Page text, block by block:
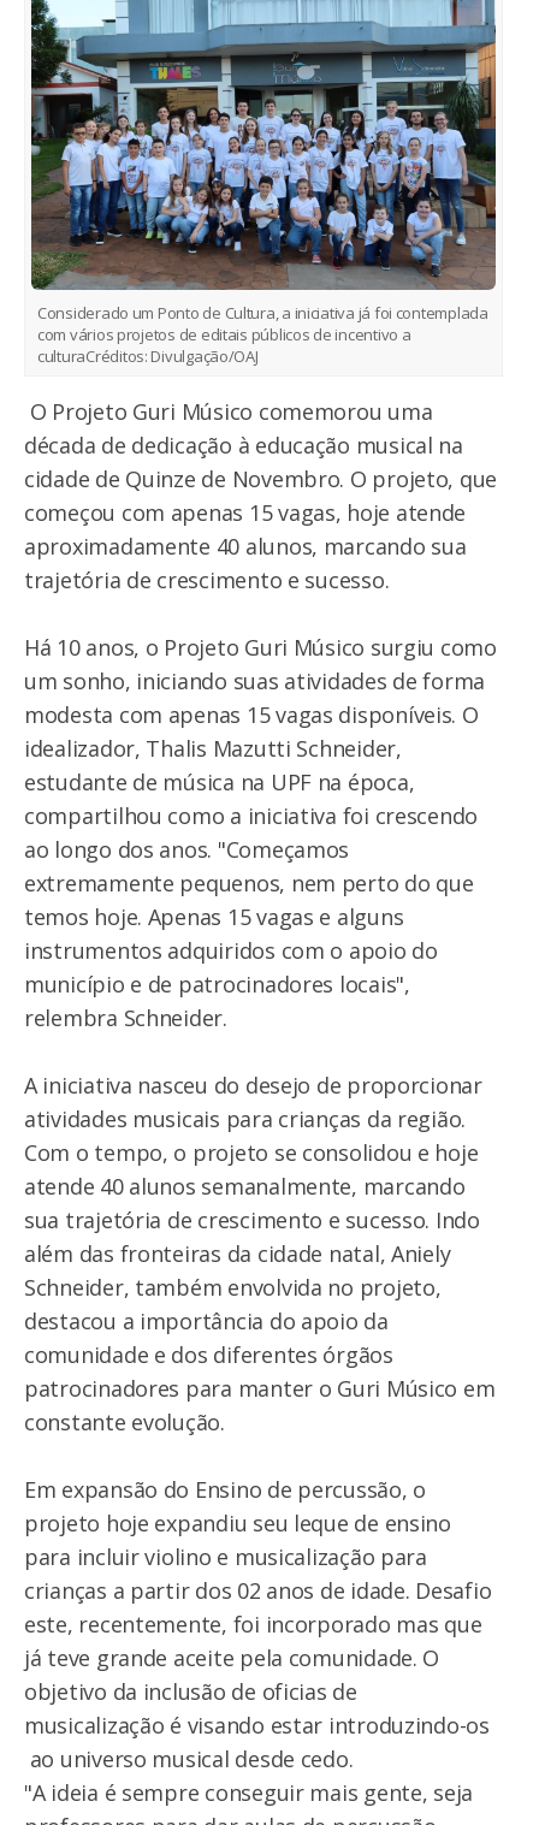
Considerado um Ponto de Cultura, a iniciativa já foi contemplada
com vários projetos de editais públicos de incentivo a
culturaCréditos: Divulgação/OAJ
O Projeto Guri Músico comemorou uma
década de dedicação à educação musical na
cidade de Quinze de Novembro. O projeto, que
começou com apenas 15 vagas, hoje atende
aproximadamente 40 alunos, marcando sua
trajetória de crescimento e sucesso.
Há 10 anos, o Projeto Guri Músico surgiu como
um sonho, iniciando suas atividades de forma
modesta com apenas 15 vagas disponíveis. O
idealizador, Thalis Mazutti Schneider,
estudante de música na UPF na época,
compartilhou como a iniciativa foi crescendo
ao longo dos anos. "Começamos
extremamente pequenos, nem perto do que
temos hoje. Apenas 15 vagas e alguns
instrumentos adquiridos com o apoio do
município e de patrocinadores locais",
relembra Schneider.
A iniciativa nasceu do desejo de proporcionar
atividades musicais para crianças da região.
Com o tempo, o projeto se consolidou e hoje
atende 40 alunos semanalmente, marcando
sua trajetória de crescimento e sucesso. Indo
além das fronteiras da cidade natal, Aniely
Schneider, também envolvida no projeto,
destacou a importância do apoio da
comunidade e dos diferentes órgãos
patrocinadores para manter o Guri Músico em
constante evolução.
Em expansão do Ensino de percussão, o
projeto hoje expandiu seu leque de ensino
para incluir violino e musicalização para
crianças a partir dos 02 anos de idade. Desafio
este, recentemente, foi incorporado mas que
já teve grande aceite pela comunidade. O
objetivo da inclusão de oficias de
musicalização é visando estar introduzindo-os
ao universo musical desde cedo.
"A ideia é sempre conseguir mais gente, seja